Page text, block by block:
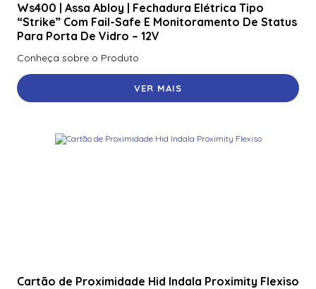
Ws400 | Assa Abloy | Fechadura Elétrica Tipo
“Strike” Com Fail-Safe E Monitoramento De Status
Para Porta De Vidro – 12V
Conheça sobre o Produto
VER MAIS
Cartão de Proximidade Hid Indala Proximity Flexiso